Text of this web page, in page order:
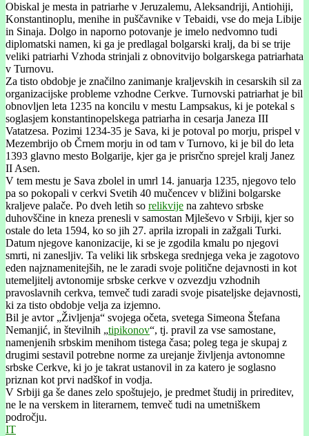
Obiskal je mesta in patriarhe v Jeruzalemu, Aleksandriji, Antiohiji,
Konstantinoplu, menihe in puščavnike v Tebaidi, vse do meja Libije
in Sinaja. Dolgo in naporno potovanje je imelo nedvomno tudi
diplomatski namen, ki ga je predlagal bolgarski kralj, da bi se trije
veliki patriarhi Vzhoda strinjali z obnovitvijo bolgarskega patriarhata
v Turnovu.
Za tisto obdobje je značilno zanimanje kraljevskih in cesarskih sil za
organizacijske probleme vzhodne Cerkve. Turnovski patriarhat je bil
obnovljen leta 1235 na koncilu v mestu Lampsakus, ki je potekal s
soglasjem konstantinopelskega patriarha in cesarja Janeza III
Vatatzesa. Pozimi 1234-35 je Sava, ki je potoval po morju, prispel v
Mezembrijo ob Črnem morju in od tam v Turnovo, ki je bil do leta
1393 glavno mesto Bolgarije, kjer ga je prisrčno sprejel kralj Janez
II Asen.
V tem mestu je Sava zbolel in umrl 14. januarja 1235, njegovo telo
pa so pokopali v cerkvi Svetih 40 mučencev v bližini bolgarske
kraljeve palače. Po dveh letih so relikvije na zahtevo srbske
duhovščine in kneza prenesli v samostan Mjleševo v Srbiji, kjer so
ostale do leta 1594, ko so jih 27. aprila izropali in zažgali Turki.
Datum njegove kanonizacije, ki se je zgodila kmalu po njegovi
smrti, ni zanesljiv. Ta veliki lik srbskega srednjega veka je zagotovo
eden najznamenitejših, ne le zaradi svoje politične dejavnosti in kot
utemeljitelj avtonomije srbske cerkve v ozvezdju vzhodnih
pravoslavnih cerkva, temveč tudi zaradi svoje pisateljske dejavnosti,
ki za tisto obdobje velja za izjemno.
Bil je avtor „Življenja“ svojega očeta, svetega Simeona Štefana
Nemanjić, in številnih „tipikonov“, tj. pravil za vse samostane,
namenjenih srbskim menihom tistega časa; poleg tega je skupaj z
drugimi sestavil potrebne norme za urejanje življenja avtonomne
srbske Cerkve, ki jo je takrat ustanovil in za katero je soglasno
priznan kot prvi nadškof in vodja.
V Srbiji ga še danes zelo spoštujejo, je predmet študij in prireditev,
ne le na verskem in literarnem, temveč tudi na umetniškem
področju.
IT